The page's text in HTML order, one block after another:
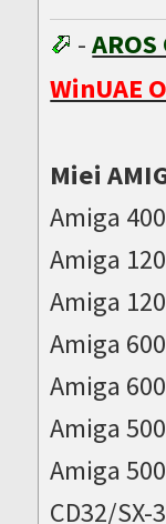
-
WinUAE
Miei
Amiga
Amiga
Amiga
Amiga
Amiga
Amiga
Amiga 500
CD32/SX-